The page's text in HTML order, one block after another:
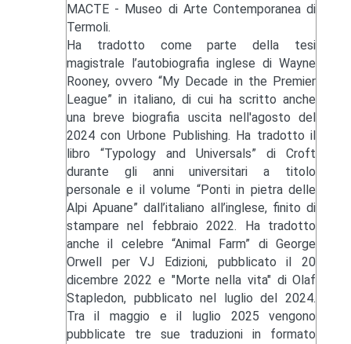
MACTE - Museo di Arte Contemporanea di
Termoli.
Ha tradotto come parte della tesi
magistrale l’autobiografia inglese di Wayne
Rooney, ovvero “My Decade in the Premier
League” in italiano, di cui ha scritto anche
una breve biografia uscita nell'agosto del
2024 con Urbone Publishing. Ha tradotto il
libro “Typology and Universals” di Croft
durante gli anni universitari a titolo
personale e il volume “Ponti in pietra delle
Alpi Apuane” dall’italiano all’inglese, finito di
stampare nel febbraio 2022. Ha tradotto
anche il celebre “Animal Farm” di George
Orwell per VJ Edizioni, pubblicato il 20
dicembre 2022 e "Morte nella vita" di Olaf
Stapledon, pubblicato nel luglio del 2024.
Tra il maggio e il luglio 2025 vengono
pubblicate tre sue traduzioni in formato